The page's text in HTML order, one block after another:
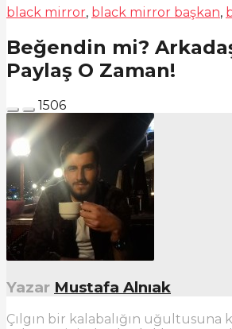
black mirror, black mirror başkan,
Beğendin mi?
Paylaş O Zaman!
1506
Yazar Mustafa Alnıak
Çılgın bir kalabalığın uğultusuna